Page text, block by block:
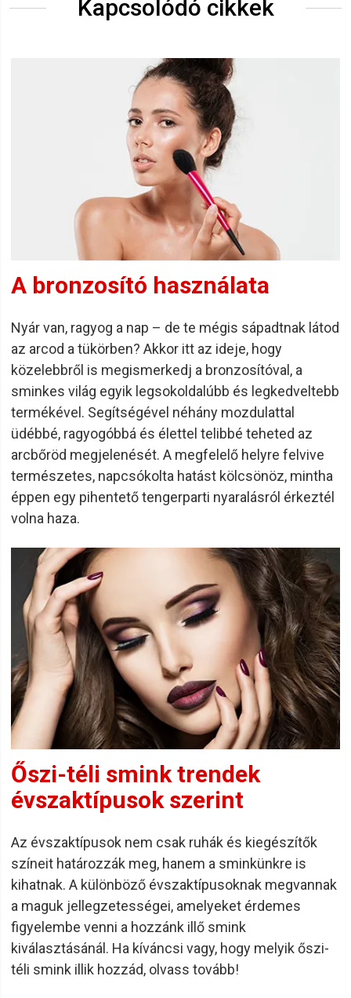
Kapcsolódó cikkek
A bronzosító használata
Nyár van, ragyog a nap – de te mégis sápadtnak látod
az arcod a tükörben? Akkor itt az ideje, hogy
közelebbről is megismerkedj a bronzosítóval, a
sminkes világ egyik legsokoldalúbb és legkedveltebb
termékével. Segítségével néhány mozdulattal
üdébbé, ragyogóbbá és élettel telibbé teheted az
arcbőröd megjelenését. A megfelelő helyre felvive
természetes, napcsókolta hatást kölcsönöz, mintha
éppen egy pihentető tengerparti nyaralásról érkeztél
volna haza.
Őszi-téli smink trendek
évszaktípusok szerint
Az évszaktípusok nem csak ruhák és kiegészítők
színeit határozzák meg, hanem a sminkünkre is
kihatnak. A különböző évszaktípusoknak megvannak
a maguk jellegzetességei, amelyeket érdemes
figyelembe venni a hozzánk illő smink
kiválasztásánál. Ha kíváncsi vagy, hogy melyik őszi-
téli smink illik hozzád, olvass tovább!